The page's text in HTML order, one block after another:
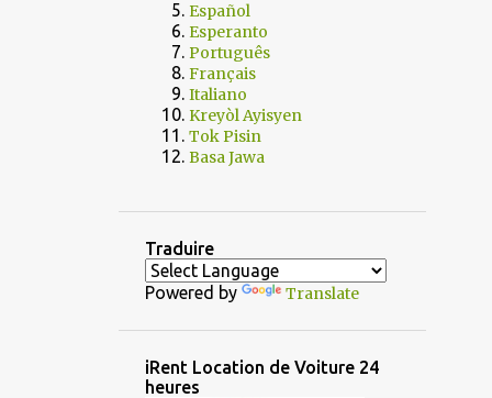
Español
Esperanto
Português
Français
Italiano
Kreyòl Ayisyen
Tok Pisin
Basa Jawa
Traduire
Powered by Translate
iRent Location de Voiture 24
heures